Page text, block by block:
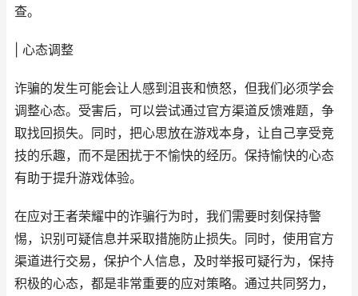
查。
| 心态调整
诈骗的发生可能会让人感到沮丧和愤怒，但我们必须学会
调整心态。受害后，可以尝试通过官方渠道反馈难题，争
取找回损失。同时，把心思放在游戏本身，让自己享受竞
技的乐趣，而不是困扰于不愉快的经历。保持愉快的心态
有助于提升游戏体验。
在应对王者荣耀中的诈骗行为时，我们需要时刻保持警
惕，识别可疑信息并采取措施防止损失。同时，使用官方
渠道进行交易，保护个人信息，及时举报可疑行为，保持
积极的心态，都是非常重要的应对策略。通过共同努力，